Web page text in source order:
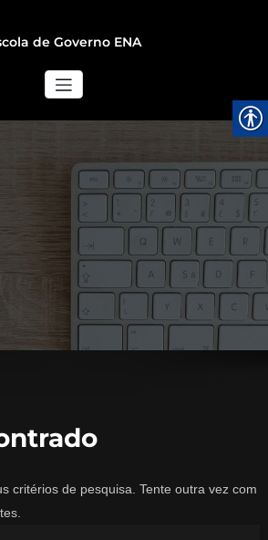
de Governo ENA
critérios de pesquisa. Tente outra vez com